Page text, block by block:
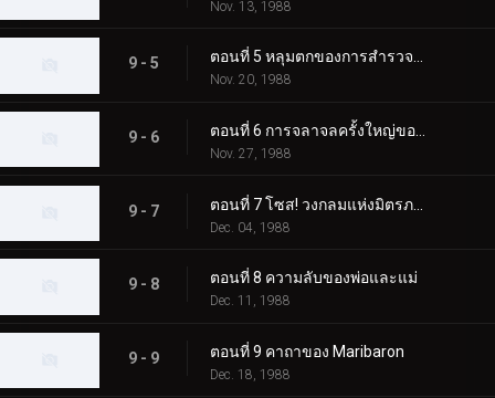
Nov. 13, 1988
9 - 5 ตอนที่ 5 หลุมตกของการสำรวจถ้ำ
Nov. 20, 1988
9 - 6
Nov. 27, 1988
9 - 7
Dec. 04, 1988
9 - 8 ตอนที่ 8 ความลับของพ่อและแม่
Dec. 11, 1988
9 - 9 ตอนที่ 9 คาถาของ Maribaron
Dec. 18, 1988